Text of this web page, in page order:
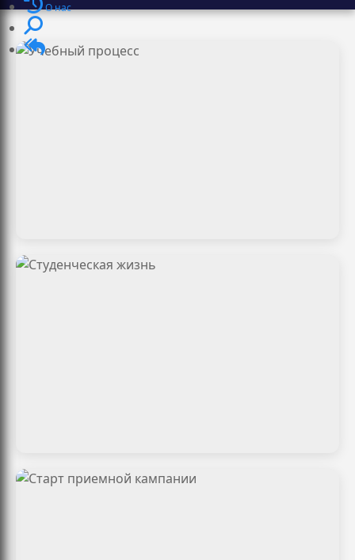
О нас